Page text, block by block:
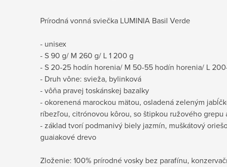
Prírodná vonná sviečka LUMINIA Basil Verde
- unisex
- S 90 g/ M 260 g/ L 1 200 g
- S 20-25 hodín horenia/ M 50-55 hodín horenia/ L
- Druh vône: svieža, bylinková
- vôňa pravej toskánskej bazalky
- okorenená marockou mätou, osladená zeleným
ríbezľou, citrónovou kôrou, so štipkou ružového grepu
- základ tvorí podmanivý biely jazmín, muškátový
guaiakové drevo
Zloženie: 100% prírodné vosky bez parafínu,